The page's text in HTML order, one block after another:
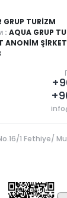
GRUP TURİZM
: AQUA GRUP
ANONİM
1 Fethiye/